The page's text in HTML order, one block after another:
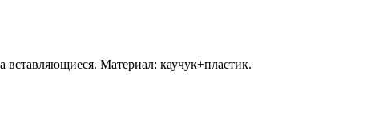
Материал: каучук+пластик.